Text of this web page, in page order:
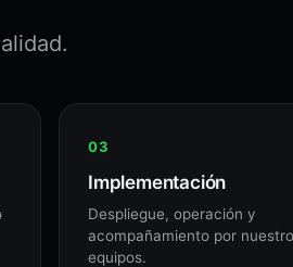
Implementación
Despliegue, operación y
acompañamiento por
equipos.